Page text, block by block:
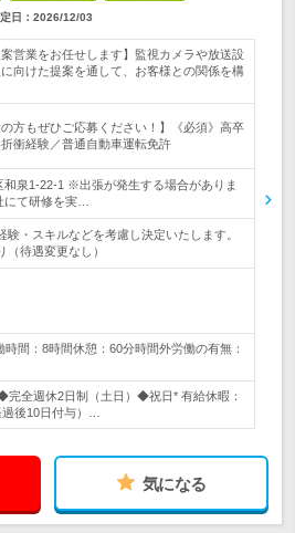
日： 2026/12/03
案営業をお任せします】監視カメラや放送設
向けた提案を通して、お客様との関係を構
の方もぜひご応募ください！】《必須》高卒
衝経験／普通自動車運転免許
和泉1-22-1 ※出張が発生する場合がありま
て研修を実…
・スキルなどを考慮し決定いたします。
待遇変更なし）
間：8時間休憩：60分時間外労働の有無：
完全週休2日制（土日）◆祝日* 有給休暇：
後10日付与）…
気になる